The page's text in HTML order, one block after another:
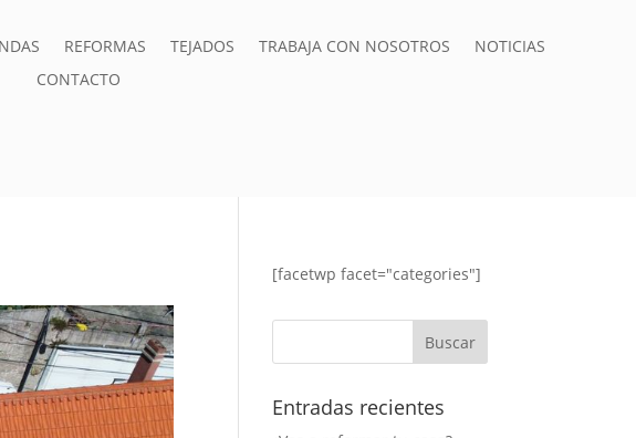
REFORMAS TEJADOS TRABAJA CON NOSOTROS
NOTICIAS
CONTACTO
[facetwp facet="categories"]
Entradas recientes